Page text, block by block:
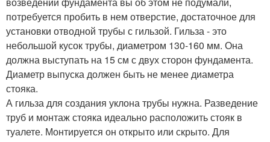
потребуется пробить в нем отверстие, достаточное для
установки отводной трубы с гильзой. Гильза - это
небольшой кусок трубы, диаметром 130-160 мм. Она
должна выступать на 15 см с двух сторон фундамента.
Диаметр выпуска должен быть не менее диаметра
стояка.
А гильза для создания уклона трубы нужна. Разведение
труб и монтаж стояка идеально расположить стояк в
туалете. Монтируется он открыто или скрыто. Для